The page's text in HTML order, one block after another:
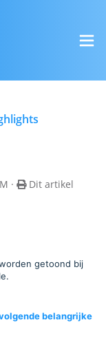
·
Dit artikel
getoond bij
belangrijke